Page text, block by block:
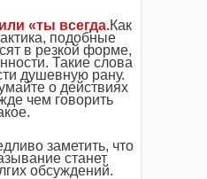
«ты всегда.Как
подобные
в резкой форме,
Такие слова
душевную рану.
о действиях
чем говорить
заметить, что
станет
обсуждений.